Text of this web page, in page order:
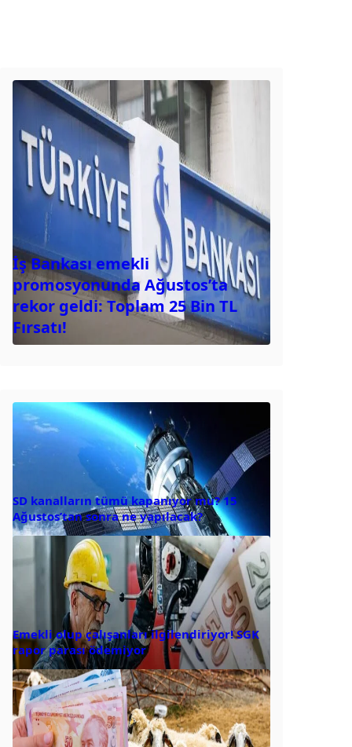
İş Bankası emekli
promosyonunda Ağustos’ta
rekor geldi: Toplam 25 Bin TL
Fırsatı!
SD kanalların tümü kapanıyor mu? 15
Ağustos’tan sonra ne yapılacak?
Emekli olup çalışanları ilgilendiriyor! SGK
rapor parası ödemiyor